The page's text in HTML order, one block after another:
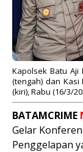
Kapolsek Batu Aji
(tengah) dan Kasi
(kiri), Rabu (16/3/
BATAMCRIME
Gelar
Penggelapan